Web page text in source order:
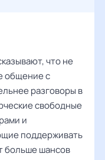
что не
общение с
разговоры в
свободные
и
поддерживать
больше шансов